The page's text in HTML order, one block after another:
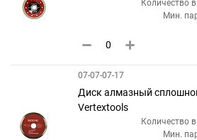
Количество
Мин.
07-07-07-17
Диск алмазный
Vertextools
Количество
Мин.